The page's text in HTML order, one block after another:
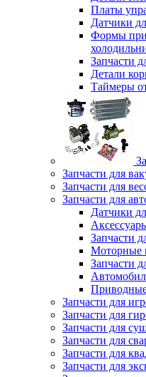
Платы
Датчики
Формы
Запчасти
Детали
Таймеры
Запчасти для
Запчасти для
Запчасти для
Датчики
Запчасти
Моторные
Запчасти
Запчасти для
Запчасти для
Запчасти для
Запчасти для
Запчасти для
Запчасти для